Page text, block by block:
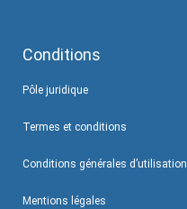
Conditions
Pôle juridique
Termes et conditions
Conditions générales d’utilisation
Mentions légales